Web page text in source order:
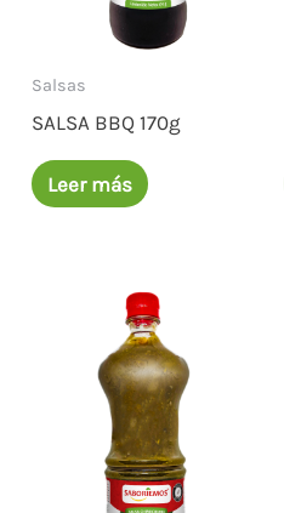
Salsas
SALSA BBQ 170g
Leer más